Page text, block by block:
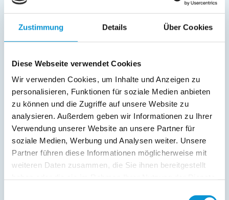
Zustimmung Details Über Cookies
Diese Webseite verwendet Cookies
Wir verwenden Cookies, um Inhalte und Anzeigen zu
personalisieren, Funktionen für soziale Medien anbieten
zu können und die Zugriffe auf unsere Website zu
analysieren. Außerdem geben wir Informationen zu Ihrer
Verwendung unserer Website an unsere Partner für
soziale Medien, Werbung und Analysen weiter. Unsere
Partner führen diese Informationen möglicherweise mit
weiteren Daten zusammen, die Sie ihnen bereitgestellt
Am Park 18
Objekttyp Größe Personen
zum Objekt
online buchbar
Residenz Kormoran, Bernsteinkoje